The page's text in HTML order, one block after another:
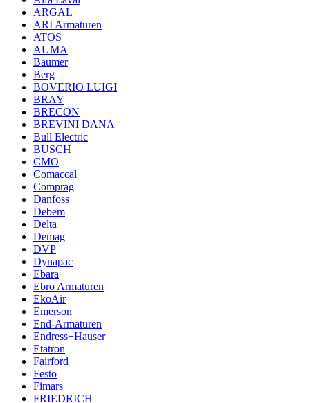
ARGAL
ARI Armaturen
ATOS
AUMA
Baumer
Berg
BOVERIO LUIGI
BRAY
BRECON
BREVINI DANA
Bull Electric
BUSCH
CMO
Comaccal
Comprag
Danfoss
Debem
Delta
Demag
DVP
Dynapac
Ebara
Ebro Armaturen
EkoAir
Emerson
End-Armaturen
Endress+Hauser
Etatron
Fairford
Festo
Fimars
FRIEDRICH